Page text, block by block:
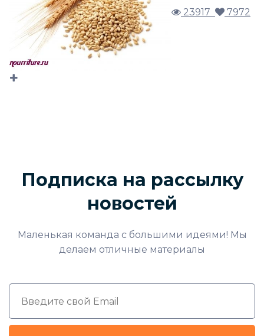
23917 7972
Подписка на рассылку
новостей
Маленькая команда с большими идеями! Мы
делаем отличные материалы